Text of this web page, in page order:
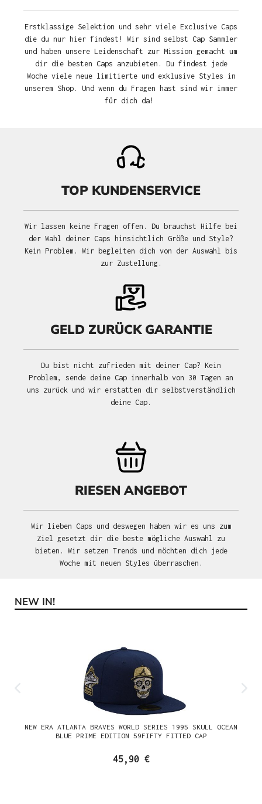
Erstklassige Selektion und sehr viele Exclusive Caps
die du nur hier findest! Wir sind selbst Cap Sammler
und haben unsere Leidenschaft zur Mission gemacht um
dir die besten Caps anzubieten. Du findest jede
Woche viele neue limitierte und exklusive Styles in
unserem Shop. Und wenn du Fragen hast sind wir immer
für dich da!
TOP KUNDENSERVICE
Wir lassen keine Fragen offen. Du brauchst Hilfe bei
der Wahl deiner Caps hinsichtlich Größe und Style?
Kein Problem. Wir begleiten dich von der Auswahl bis
zur Zustellung.
GELD ZURÜCK GARANTIE
Du bist nicht zufrieden mit deiner Cap? Kein
Problem, sende deine Cap innerhalb von 30 Tagen an
uns zurück und wir erstatten dir selbstverständlich
deine Cap.
RIESEN ANGEBOT
Wir lieben Caps und deswegen haben wir es uns zum
Ziel gesetzt dir die beste mögliche Auswahl zu
bieten. Wir setzen Trends und möchten dich jede
Woche mit neuen Styles überraschen.
Produktgalerie überspringen
NEW IN!
NEW ERA ATLANTA BRAVES WORLD SERIES 1995 SKULL OCEAN
BLUE PRIME EDITION 59FIFTY FITTED CAP
45,90 €